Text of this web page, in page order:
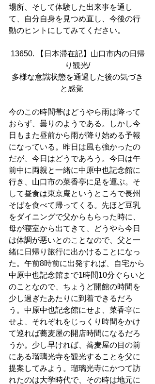
場所、そして体験した出来事を通し
て、自分自身を見つめ直し、今後の行
動のヒントにしてみてください。
13650. 【日本滞在記】山口市内の日帰
り観光/
多様な意識状態を通過した後の気づき
と感覚
今のこの時間帯はどうやら雨は降って
おらず、曇りのようである。しかし今
日もまた昼前から雨が降り始める予報
になっている。昨日は風も強かったの
だが、今日はどうであろう。今日は午
前中に両親と一緒に中原中也記念館に
行き、山口市の菜香亭に足を運ぶ。そ
して昼食は東京庵というところで長州
そばを食べて帰ってくる。先ほど豆乳
をダイニングで父からもらった時に、
母が寝室から出てきて、どうやら今日
は体調が悪いとのことなので、父と一
緒に日帰り旅行に出かけることになっ
た。午前8時前に出発すれば、自宅から
中原中也記念館まで1時間10分ぐらいと
のことなので、ちょうど開館の時間を
少し過ぎたあたりに到着できるだろ
う。中原中也記念館にせよ、菜香亭に
せよ、それぞれをじっくり時間をかけ
て巡れば蕎麦屋の開店時間になるだろ
うか。少し早ければ、蕎麦屋の目の前
にある瑠璃光寺を観光することを父に
提案してみよう。瑠璃光寺にかつて訪
れたのは大学時代で、その時は地元に